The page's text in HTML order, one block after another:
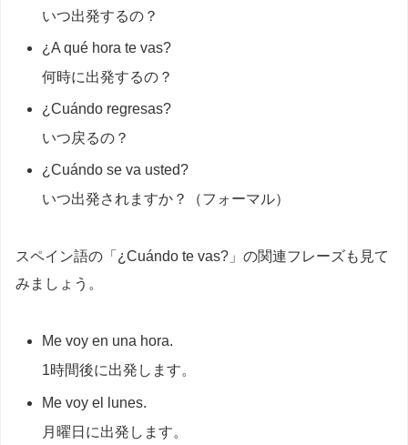
いつ出発するの？
¿A qué hora te vas?
何時に出発するの？
¿Cuándo regresas?
いつ戻るの？
¿Cuándo se va usted?
いつ出発されますか？（フォーマル）
スペイン語の「¿Cuándo te vas?」の関連フレーズも見て
みましょう。
Me voy en una hora.
1時間後に出発します。
Me voy el lunes.
月曜日に出発します。